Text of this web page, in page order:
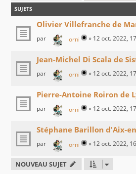
SUJETS
Olivier Villefranche de
par orni » 12 oct. 2022,
Jean-Michel Di Scala de
par orni » 12 oct. 2022,
Pierre-Antoine Roiron de
par orni » 12 oct. 2022,
Stéphane Barillon d'Aix-
par orni » 12 oct. 2022,
NOUVEAU SUJET